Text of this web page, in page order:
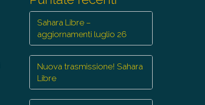
Sahara Libre –
aggiornamenti luglio 26
Nuova trasmissione! Sahara
Libre